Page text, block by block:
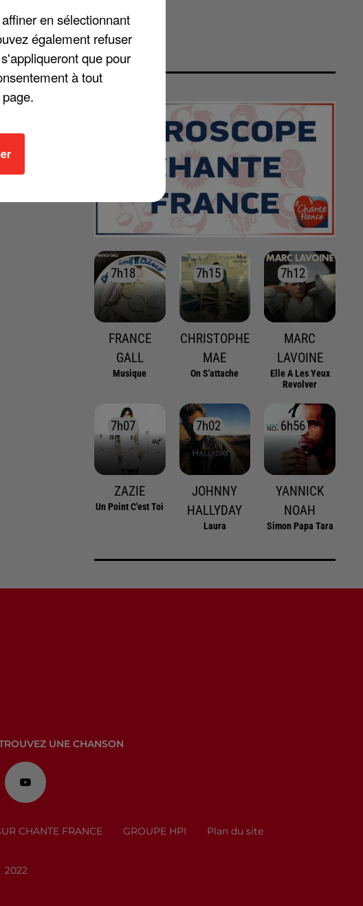
7h18
7h18
FRANCE
GALL
Musique
7h15
7h15
CHRISTOPHE
MAE
On S'attache
7h12
7h12
MARC
LAVOINE
Elle A Les Yeux
Revolver
7h07
7h07
ZAZIE
Un Point C'est Toi
7h02
7h02
JOHNNY
HALLYDAY
Laura
6h56
6h56
YANNICK
NOAH
Simon Papa Tara
UNE CHANSON
CHANTE FRANCE GROUPE HPI Plan du site
2022
en sélectionnant
également refuser
que pour
à tout